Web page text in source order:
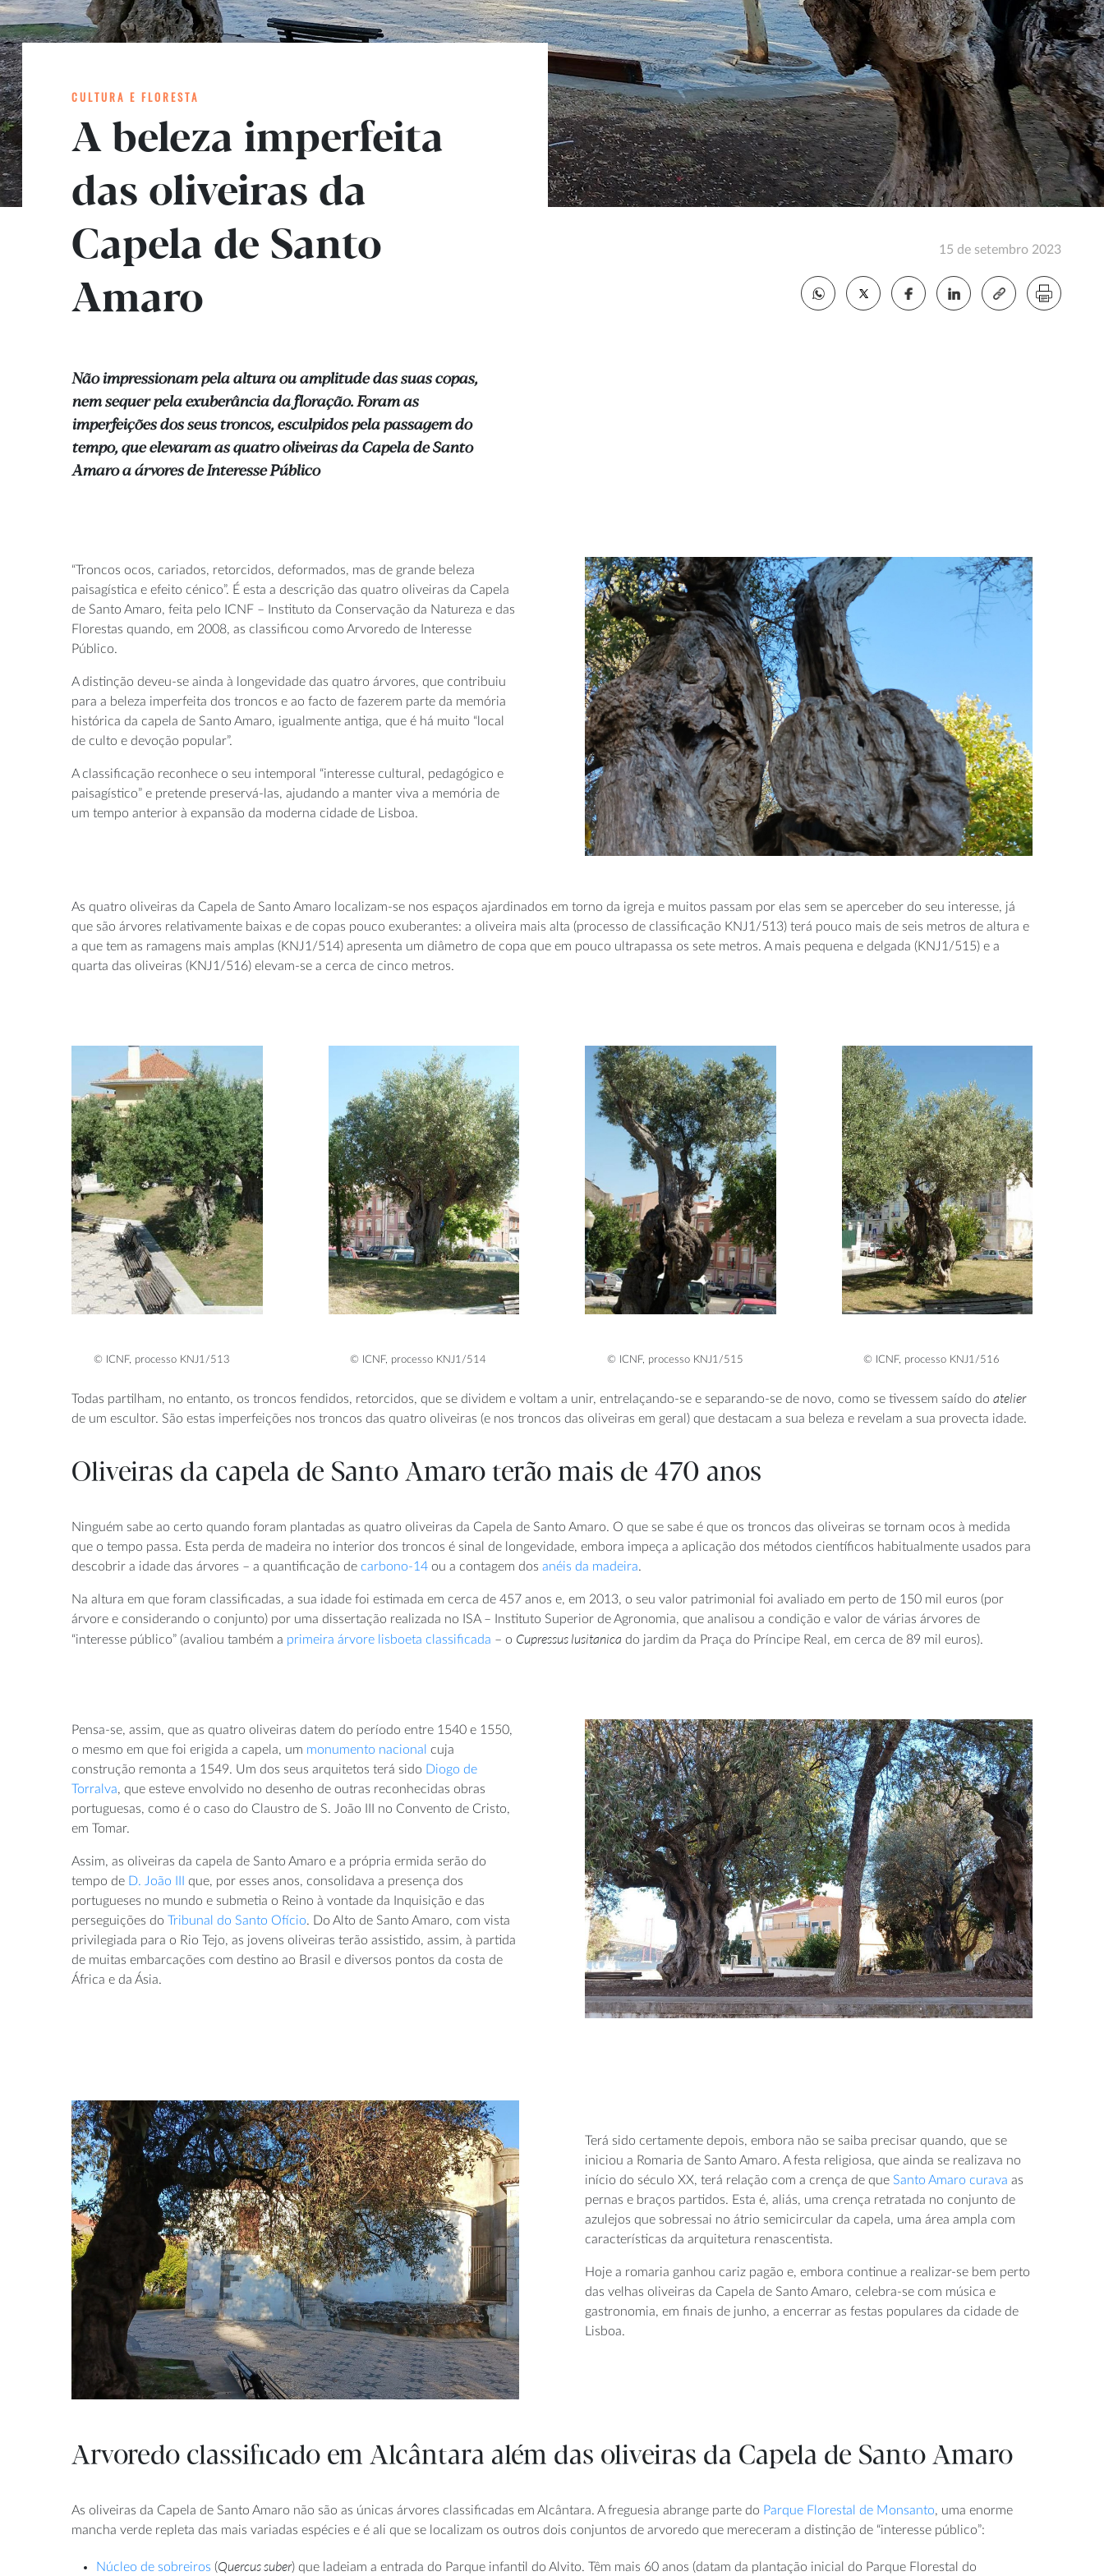
CULTURA E FLORESTA
A beleza imperfeita
das oliveiras da
Capela de Santo
Amaro
Não impressionam pela altura ou amplitude das suas copas,
nem sequer pela exuberância da floração. Foram as
imperfeições dos seus troncos, esculpidos pela passagem do
tempo, que elevaram as quatro oliveiras da Capela de Santo
Amaro a árvores de Interesse Público
15 de setembro 2023
“Troncos ocos, cariados, retorcidos, deformados, mas de grande beleza
paisagística e efeito cénico”. É esta a descrição das quatro oliveiras da Capela
de Santo Amaro, feita pelo ICNF – Instituto da Conservação da Natureza e das
Florestas quando, em 2008, as classificou como Arvoredo de Interesse
Público.
A distinção deveu-se ainda à longevidade das quatro árvores, que contribuiu
para a beleza imperfeita dos troncos e ao facto de fazerem parte da memória
histórica da capela de Santo Amaro, igualmente antiga, que é há muito “local
de culto e devoção popular”.
A classificação reconhece o seu intemporal “interesse cultural, pedagógico e
paisagístico” e pretende preservá-las, ajudando a manter viva a memória de
um tempo anterior à expansão da moderna cidade de Lisboa.
As quatro oliveiras da Capela de Santo Amaro localizam-se nos espaços ajardinados em torno da igreja e muitos passam por elas sem se aperceber do seu interesse, já
que são árvores relativamente baixas e de copas pouco exuberantes: a oliveira mais alta (processo de classificação KNJ1/513) terá pouco mais de seis metros de altura e
a que tem as ramagens mais amplas (KNJ1/514) apresenta um diâmetro de copa que em pouco ultrapassa os sete metros. A mais pequena e delgada (KNJ1/515) e a
quarta das oliveiras (KNJ1/516) elevam-se a cerca de cinco metros.
© ICNF, processo KNJ1/513 © ICNF, processo KNJ1/514 © ICNF, processo KNJ1/515 © ICNF, processo KNJ1/516
Todas partilham, no entanto, os troncos fendidos, retorcidos, que se dividem e voltam a unir, entrelaçando-se e separando-se de novo, como se tivessem saído do atelier
de um escultor. São estas imperfeições nos troncos das quatro oliveiras (e nos troncos das oliveiras em geral) que destacam a sua beleza e revelam a sua provecta idade.
Oliveiras da capela de Santo Amaro terão mais de 470 anos
Ninguém sabe ao certo quando foram plantadas as quatro oliveiras da Capela de Santo Amaro. O que se sabe é que os troncos das oliveiras se tornam ocos à medida
que o tempo passa. Esta perda de madeira no interior dos troncos é sinal de longevidade, embora impeça a aplicação dos métodos científicos habitualmente usados para
descobrir a idade das árvores – a quantificação de carbono-14 ou a contagem dos anéis da madeira.
Na altura em que foram classificadas, a sua idade foi estimada em cerca de 457 anos e, em 2013, o seu valor patrimonial foi avaliado em perto de 150 mil euros (por
árvore e considerando o conjunto) por uma dissertação realizada no ISA – Instituto Superior de Agronomia, que analisou a condição e valor de várias árvores de
“interesse público” (avaliou também a primeira árvore lisboeta classificada – o Cupressus lusitanica do jardim da Praça do Príncipe Real, em cerca de 89 mil euros).
Pensa-se, assim, que as quatro oliveiras datem do período entre 1540 e 1550,
o mesmo em que foi erigida a capela, um monumento nacional
cuja
construção remonta a 1549. Um dos seus arquitetos terá sido Diogo de
Torralva, que esteve envolvido no desenho de outras reconhecidas obras
portuguesas, como é o caso do Claustro de S. João III no Convento de Cristo,
em Tomar.
Assim, as oliveiras da capela de Santo Amaro e a própria ermida serão do
tempo de D. João III
que, por esses anos, consolidava a presença dos
portugueses no mundo e submetia o Reino à vontade da Inquisição e das
perseguições do Tribunal do Santo Ofício. Do Alto de Santo Amaro, com vista
privilegiada para o Rio Tejo, as jovens oliveiras terão assistido, assim, à partida
de muitas embarcações com destino ao Brasil e diversos pontos da costa de
África e da Ásia.
Terá sido certamente depois, embora não se saiba precisar quando, que se
iniciou a Romaria de Santo Amaro. A festa religiosa, que ainda se realizava no
início do século XX, terá relação com a crença de que Santo Amaro curava as
pernas e braços partidos. Esta é, aliás, uma crença retratada no conjunto de
azulejos que sobressai no átrio semicircular da capela, uma área ampla com
características da arquitetura renascentista.
Hoje a romaria ganhou cariz pagão e, embora continue a realizar-se bem perto
das velhas oliveiras da Capela de Santo Amaro, celebra-se com música e
gastronomia, em finais de junho, a encerrar as festas populares da cidade de
Lisboa.
Arvoredo classificado em Alcântara além das oliveiras da Capela de Santo Amaro
As oliveiras da Capela de Santo Amaro não são as únicas árvores classificadas em Alcântara. A freguesia abrange parte do Parque Florestal de Monsanto, uma enorme
mancha verde repleta das mais variadas espécies e é ali que se localizam os outros dois conjuntos de arvoredo que mereceram a distinção de “interesse público”:
Núcleo de sobreiros (Quercus suber) que ladeiam a entrada do Parque infantil do Alvito. Têm mais 60 anos (datam da plantação inicial do Parque Florestal do